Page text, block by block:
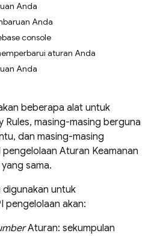
Anda
Anda
console
aturan Anda
Anda
beberapa alat untuk
Rules, masing-masing berguna
dan masing-masing
Aturan Keamanan
sama.
untuk
pengelolaan akan:
Aturan: sekumpulan